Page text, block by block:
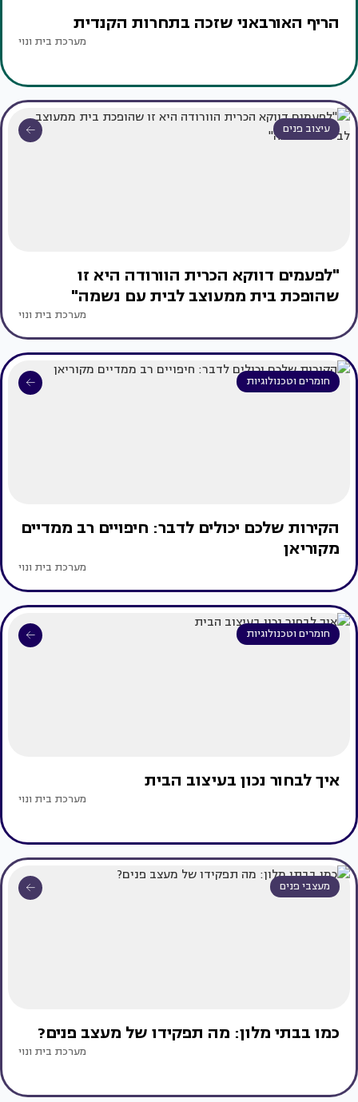
הריף האורבאני שזכה בתחרות הקנדית
מערכת בית ונוי
עיצוב פנים
"לפעמים דווקא הכרית הוורודה היא זו
שהופכת בית ממעוצב לבית עם נשמה"
מערכת בית ונוי
חומרים וטכנולוגיות
הקירות שלכם יכולים לדבר: חיפויים רב ממדיים
מקוריאן
מערכת בית ונוי
חומרים וטכנולוגיות
איך לבחור נכון בעיצוב הבית
מערכת בית ונוי
מעצבי פנים
כמו בבתי מלון: מה תפקידו של מעצב פנים?
מערכת בית ונוי